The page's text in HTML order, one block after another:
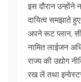
इस दौरान उन्होंने
दायित्व समझाते
अपने रूट प्लान,
नामित लाईजन
राज्य की उद्योग
रख लें तथा